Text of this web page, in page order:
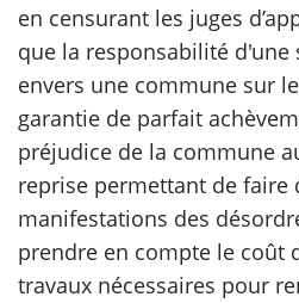
en censurant les juges
que la responsabilité d'une
envers une commune sur
garantie de parfait
préjudice de la commune
reprise permettant de faire
manifestations des
prendre en compte le coût
travaux nécessaires pour